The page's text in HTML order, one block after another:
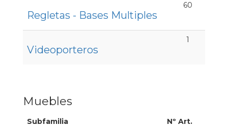
Regletas - Bases Multiples
60
Videoporteros
1
Muebles
Subfamilia Nº Art.